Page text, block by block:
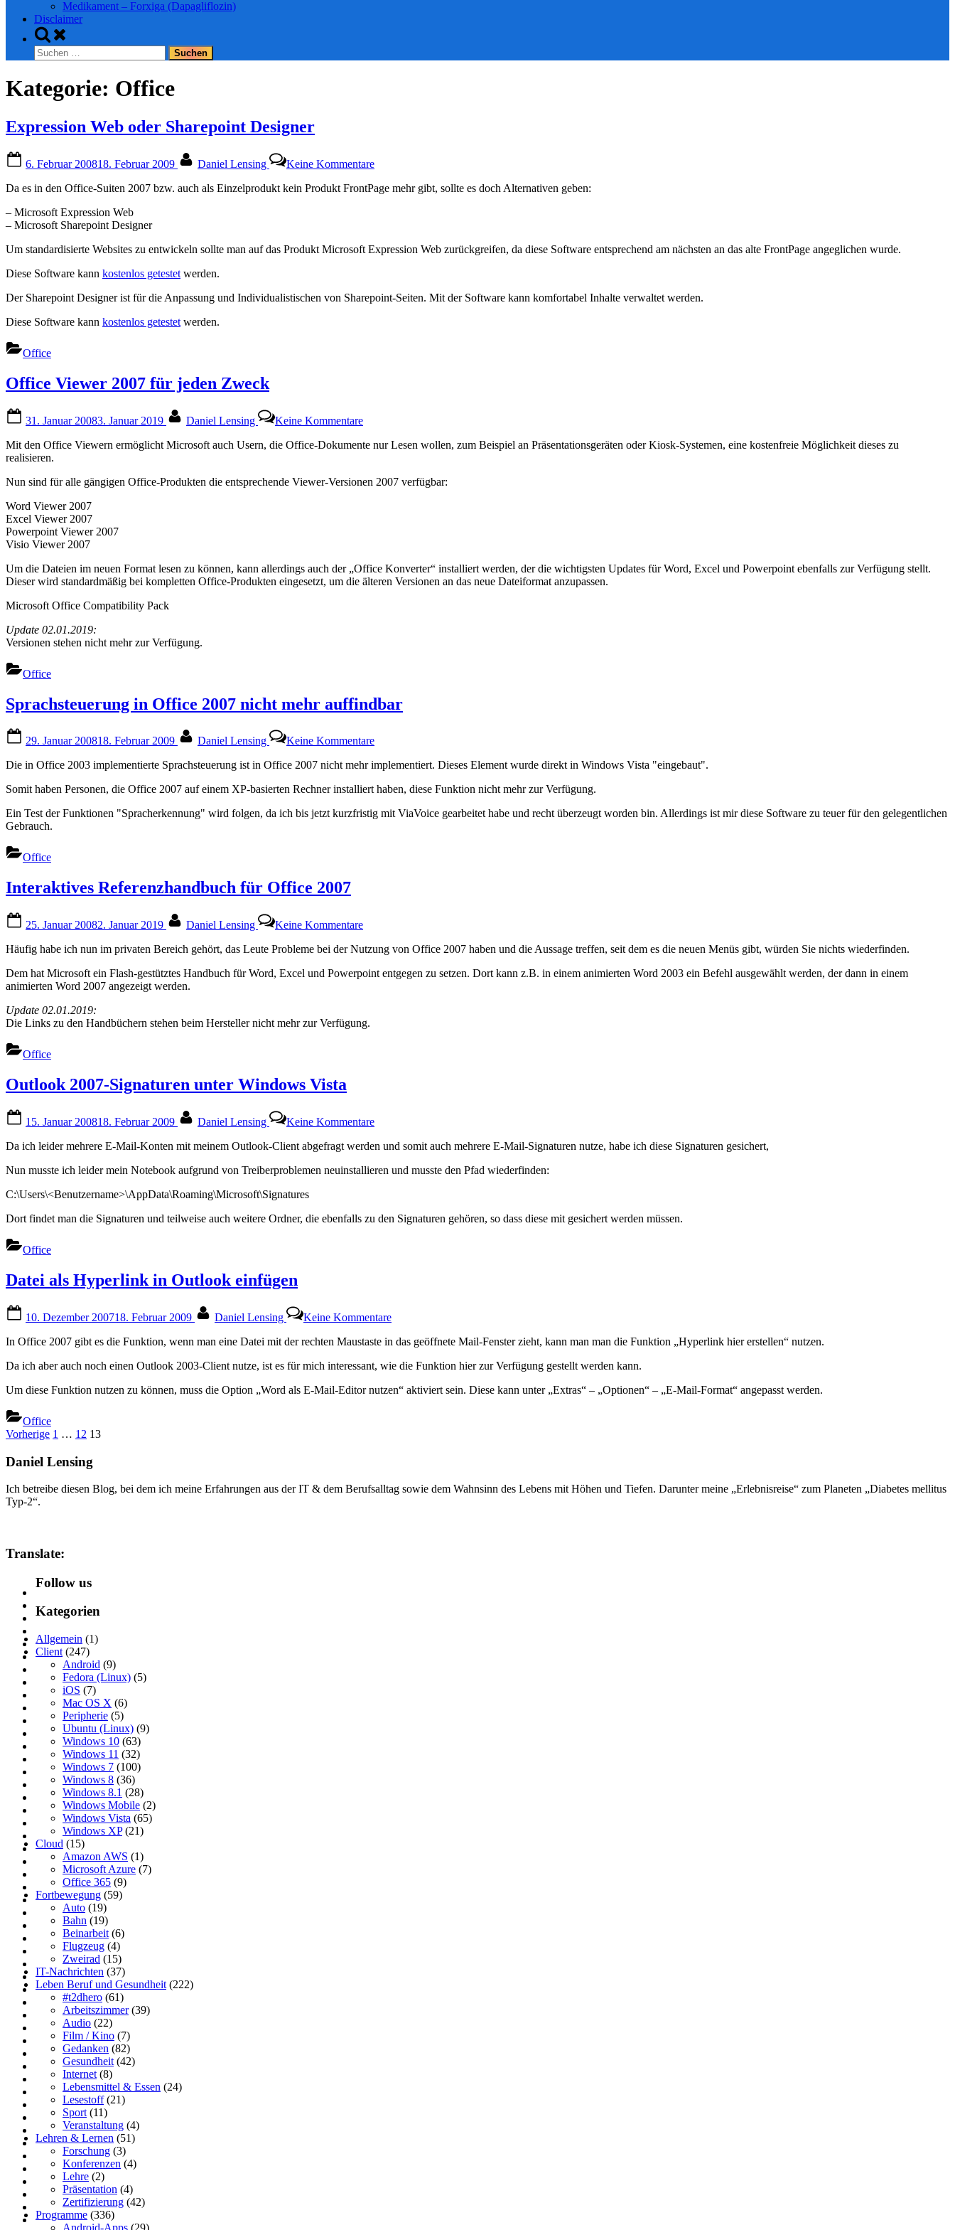
Medikament – Forxiga (Dapagliflozin)
Disclaimer
Toggle
search
form
Suchen
nach:
Kategorie: Office
Expression Web oder Sharepoint Designer
on
6. Februar 200818. Februar 2009 Daniel Lensing Keine KommentareExpression
oder
Da es in den Office-Suiten 2007 bzw. auch als Einzelprodukt kein Produkt FrontPage mehr gibt, sollte es doch Alternativen geben:
– Microsoft Expression Web
– Microsoft Sharepoint Designer
Um standardisierte Websites zu entwickeln sollte man auf das Produkt Microsoft Expression Web zurückgreifen, da diese Software entsprechend am nächsten an das alte FrontPage angeglichen wurde.
Diese Software kann kostenlos getestet werden.
Der Sharepoint Designer ist für die Anpassung und Individualistischen von Sharepoint-Seiten. Mit der Software kann komfortabel Inhalte verwaltet werden.
Diese Software kann kostenlos getestet werden.
Office
Office Viewer 2007 für jeden Zweck
on
31. Januar 20083. Januar 2019 Daniel Lensing Keine KommentareOffice
Viewer
2007
jeden
Zweck
Mit den Office Viewern ermöglicht Microsoft auch Usern, die Office-Dokumente nur Lesen wollen, zum Beispiel an Präsentationsgeräten oder Kiosk-Systemen, eine kostenfreie Möglichkeit dieses zu
realisieren.
Nun sind für alle gängigen Office-Produkten die entsprechende Viewer-Versionen 2007 verfügbar:
Word Viewer 2007
Excel Viewer 2007
Powerpoint Viewer 2007
Visio Viewer 2007
Um die Dateien im neuen Format lesen zu können, kann allerdings auch der „Office Konverter“ installiert werden, der die wichtigsten Updates für Word, Excel und Powerpoint ebenfalls zur Verfügung stellt.
Dieser wird standardmäßig bei kompletten Office-Produkten eingesetzt, um die älteren Versionen an das neue Dateiformat anzupassen.
Microsoft Office Compatibility Pack
Update 02.01.2019:
Versionen stehen nicht mehr zur Verfügung.
Office
Sprachsteuerung in Office 2007 nicht mehr auffindbar
on
29. Januar 200818. Februar 2009 Daniel Lensing Keine KommentareSprachsteuerung
Office
2007
nicht
mehr
auffindbar
Die in Office 2003 implementierte Sprachsteuerung ist in Office 2007 nicht mehr implementiert. Dieses Element wurde direkt in Windows Vista "eingebaut".
Somit haben Personen, die Office 2007 auf einem XP-basierten Rechner installiert haben, diese Funktion nicht mehr zur Verfügung.
Ein Test der Funktionen "Spracherkennung" wird folgen, da ich bis jetzt kurzfristig mit ViaVoice gearbeitet habe und recht überzeugt worden bin. Allerdings ist mir diese Software zu teuer für den gelegentlichen
Gebrauch.
Office
Interaktives Referenzhandbuch für Office 2007
on
25. Januar 20082. Januar 2019 Daniel Lensing Keine KommentareInteraktives
Referenzhandbuch
für
Office
2007
Häufig habe ich nun im privaten Bereich gehört, das Leute Probleme bei der Nutzung von Office 2007 haben und die Aussage treffen, seit dem es die neuen Menüs gibt, würden Sie nichts wiederfinden.
Dem hat Microsoft ein Flash-gestütztes Handbuch für Word, Excel und Powerpoint entgegen zu setzen. Dort kann z.B. in einem animierten Word 2003 ein Befehl ausgewählt werden, der dann in einem
animierten Word 2007 angezeigt werden.
Update 02.01.2019:
Die Links zu den Handbüchern stehen beim Hersteller nicht mehr zur Verfügung.
Office
Outlook 2007-Signaturen unter Windows Vista
on
15. Januar 200818. Februar 2009 Daniel Lensing Keine KommentareOutlook
2007-
Signaturen
Windows
Da ich leider mehrere E-Mail-Konten mit meinem Outlook-Client abgefragt werden und somit auch mehrere E-Mail-Signaturen nutze, habe ich diese Signaturen gesichert,
Nun musste ich leider mein Notebook aufgrund von Treiberproblemen neuinstallieren und musste den Pfad wiederfinden:
C:\Users\<Benutzername>\AppData\Roaming\Microsoft\Signatures
Dort findet man die Signaturen und teilweise auch weitere Ordner, die ebenfalls zu den Signaturen gehören, so dass diese mit gesichert werden müssen.
Office
Datei als Hyperlink in Outlook einfügen
on
10. Dezember 200718. Februar 2009 Daniel Lensing Keine KommentareDatei
als
Hyperlink
Outlook
einfügen
In Office 2007 gibt es die Funktion, wenn man eine Datei mit der rechten Maustaste in das geöffnete Mail-Fenster zieht, kann man man die Funktion „Hyperlink hier erstellen“ nutzen.
Da ich aber auch noch einen Outlook 2003-Client nutze, ist es für mich interessant, wie die Funktion hier zur Verfügung gestellt werden kann.
Um diese Funktion nutzen zu können, muss die Option „Word als E-Mail-Editor nutzen“ aktiviert sein. Diese kann unter „Extras“ – „Optionen“ – „E-Mail-Format“ angepasst werden.
Office
Seitennummerierung
der
Vorherige 1 … 12 13
Daniel Lensing
Ich betreibe diesen Blog, bei dem ich meine Erfahrungen aus der IT & dem Berufsalltag sowie dem Wahnsinn des Lebens mit Höhen und Tiefen. Darunter meine „Erlebnisreise“ zum Planeten „Diabetes mellitus
Typ-2“.
Translate:
Follow us
Kategorien
Allgemein (1)
Client (247)
Android (9)
Fedora (Linux) (5)
iOS (7)
Mac OS X (6)
Peripherie (5)
Ubuntu (Linux) (9)
Windows 10 (63)
Windows 11 (32)
Windows 7 (100)
Windows 8 (36)
Windows 8.1 (28)
Windows Mobile (2)
Windows Vista (65)
Windows XP(21)
Cloud (15)
Amazon AWS (1)
Microsoft Azure (7)
Office 365 (9)
Fortbewegung (59)
Auto (19)
Bahn (19)
Beinarbeit (6)
Flugzeug (4)
Zweirad (15)
IT-Nachrichten (37)
Leben Beruf und Gesundheit (222)
#t2dhero (61)
Arbeitszimmer(39)
Audio (22)
Film / Kino (7)
Gedanken (82)
Gesundheit (42)
Internet (8)
Lebensmittel & Essen (24)
Lesestoff(21)
Sport (11)
Veranstaltung (4)
Lehren & Lernen (51)
Forschung (3)
Konferenzen (4)
Lehre (2)
Präsentation (4)
Zertifizierung (42)
Programme (336)